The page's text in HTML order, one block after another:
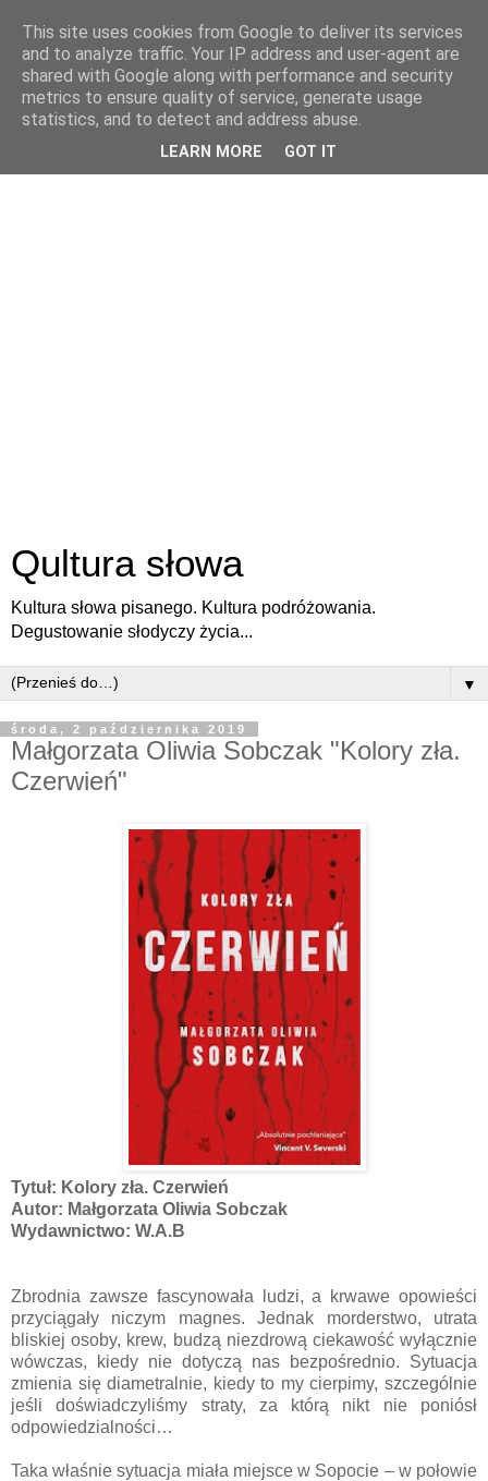
Qultura słowa
Kultura słowa pisanego. Kultura podróżowania.
Degustowanie słodyczy życia...
▼
środa, 2 października 2019
Małgorzata Oliwia Sobczak "Kolory zła.
Czerwień"
Tytuł: Kolory zła. Czerwień
Autor: Małgorzata Oliwia Sobczak
Wydawnictwo: W.A.B
Zbrodnia zawsze fascynowała ludzi, a krwawe opowieści
przyciągały niczym magnes. Jednak morderstwo, utrata
bliskiej osoby, krew, budzą niezdrową ciekawość wyłącznie
wówczas, kiedy nie dotyczą nas bezpośrednio. Sytuacja
zmienia się diametralnie, kiedy to my cierpimy, szczególnie
jeśli doświadczyliśmy straty, za którą nikt nie poniósł
odpowiedzialności…
Taka właśnie sytuacja miała miejsce w Sopocie – w połowie
This site uses cookies from Google to deliver its services
and to analyze traffic. Your IP address and user-agent are
shared with Google along with performance and security
metrics to ensure quality of service, generate usage
statistics, and to detect and address abuse.
LEARN MORE GOT IT